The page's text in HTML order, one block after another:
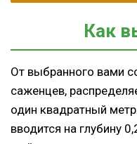
Как
От выбранного вами
саженцев,
один квадратный
вводится на глубину